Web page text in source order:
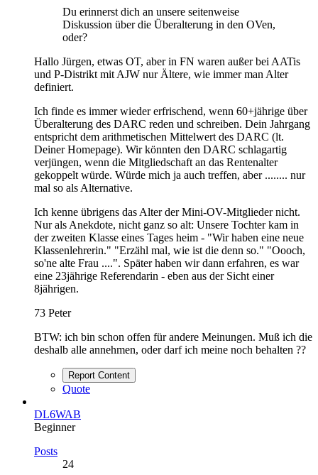
Du erinnerst dich an unsere seitenweise
Diskussion über die Überalterung in den OVen,
oder?
Hallo Jürgen, etwas OT, aber in FN waren außer bei AATis
und P-Distrikt mit AJW nur Ältere, wie immer man Alter
definiert.
Ich finde es immer wieder erfrischend, wenn 60+jährige über
Überalterung des DARC reden und schreiben. Dein Jahrgang
entspricht dem arithmetischen Mittelwert des DARC (lt.
Deiner Homepage). Wir könnten den DARC schlagartig
verjüngen, wenn die Mitgliedschaft an das Rentenalter
gekoppelt würde. Würde mich ja auch treffen, aber ........ nur
mal so als Alternative.
Ich kenne übrigens das Alter der Mini-OV-Mitglieder nicht.
Nur als Anekdote, nicht ganz so alt: Unsere Tochter kam in
der zweiten Klasse eines Tages heim - "Wir haben eine neue
Klassenlehrerin." "Erzähl mal, wie ist die denn so." "Oooch,
so'ne alte Frau ....". Später haben wir dann erfahren, es war
eine 23jährige Referendarin - eben aus der Sicht einer
8jährigen.
73 Peter
BTW: ich bin schon offen für andere Meinungen. Muß ich die
deshalb alle annehmen, oder darf ich meine noch behalten ??
Report Content
Quote
DL6WAB
Beginner
Posts
24